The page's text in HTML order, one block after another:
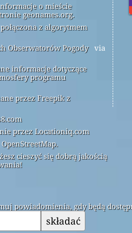
o mieście
geonames.org.
z algorytmem
Obserwatorów Pogody via
informacje dotyczące
programu
przez Freepik z
przez Locationiq.com
cieszyć się dobrą jakością
powiadomienia, gdy będą
składać